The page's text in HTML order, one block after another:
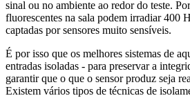
sinal ou no ambiente ao redor do teste.
fluorescentes na sala podem irradiar 400
captadas por sensores muito sensíveis.
É por isso que os melhores sistemas de
entradas isoladas - para preservar a
garantir que o que o sensor produz seja
Existem vários tipos de técnicas de